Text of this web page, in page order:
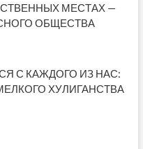
МЕСТАХ —
ОБЩЕСТВА
С КАЖДОГО ИЗ НАС:
ХУЛИГАНСТВА